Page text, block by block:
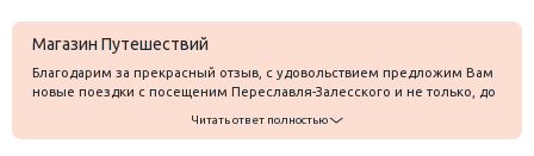
Магазин Путешествий
Благодарим за прекрасный отзыв, с удовольствием предложим Вам
новые поездки с посещеним Переславля-Залесского и не только, до
Читать ответ полностью